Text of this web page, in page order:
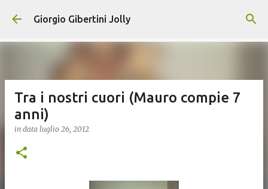
Passa ai contenuti principali
Giorgio Gibertini Jolly
Tra i nostri cuori (Mauro compie 7
anni)
in data luglio 26, 2012